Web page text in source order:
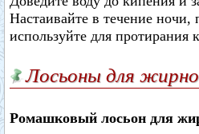
Настаивайте в течение ночи,
используйте для
Лосьоны для
Ромашковый лосьон для